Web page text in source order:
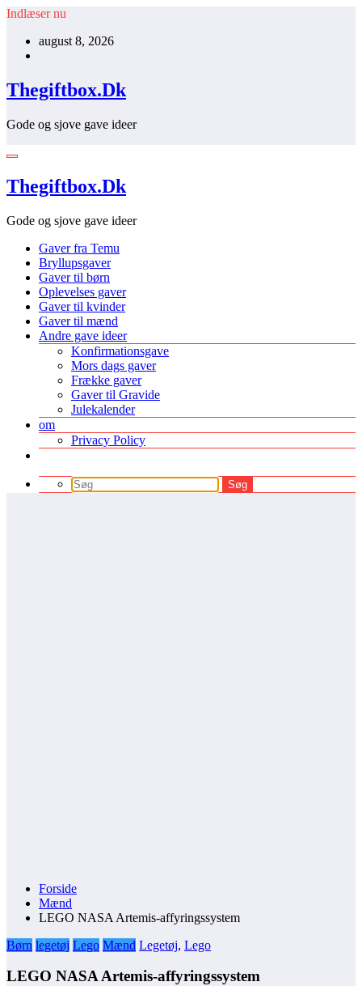
Videre
indhold
Indlæser nu
august 8, 2026
Thegiftbox.Dk
Gode og sjove gave ideer
Thegiftbox.Dk
Gode og sjove gave ideer
Gaver fra Temu
Bryllupsgaver
Gaver til børn
Oplevelses gaver
Gaver til kvinder
Gaver til mænd
Andre gave ideer
Konfirmationsgave
Mors dags gaver
Frække gaver
Gaver til Gravide
Julekalender
om
Privacy Policy
Forside
Mænd
LEGO NASA Artemis-affyringssystem
Børn legetøj Lego Mænd Legetøj, Lego
LEGO NASA Artemis-affyringssystem